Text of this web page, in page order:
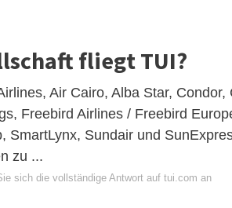
fliegt TUI?
Air Cairo, Alba Star,
Freebird Airlines / Freebird
SmartLynx, Sundair und
zu ...
sich die vollständige Antwort auf tui.com an